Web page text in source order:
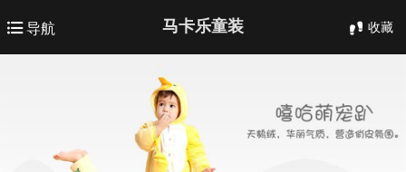
导航 马卡乐童装 收藏